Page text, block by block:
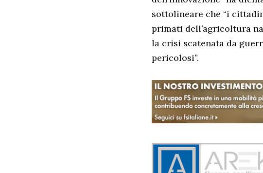
sottolineare che “i
primati dell’agricoltura
la crisi scatenata da
pericolosi”.